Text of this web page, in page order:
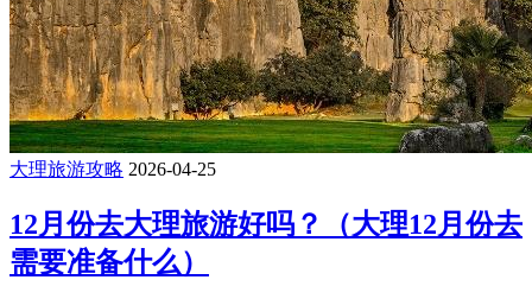
大理旅游攻略 2026-04-25
12月份去大理旅游好吗？（大理12月份去
需要准备什么）